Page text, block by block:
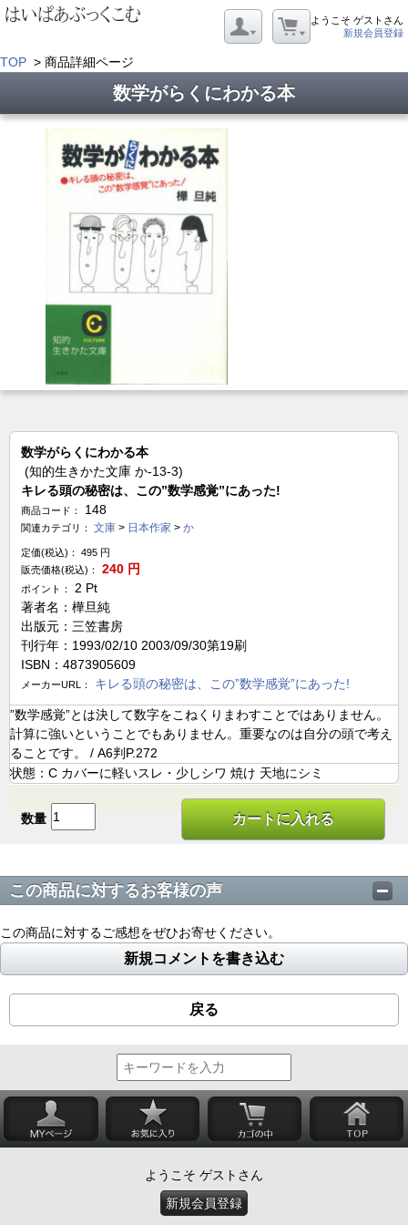
ようこそ ゲストさん
新規会員登録
TOP > 商品詳細ページ
数学がらくにわかる本
数学がらくにわかる本
(知的生きかた文庫 か-13-3)
キレる頭の秘密は、この”数学感覚”にあった!
商品コード： 148
関連カテゴリ： 文庫 > 日本作家 > か
定価(税込)： 495 円
販売価格(税込)：
240 円
ポイント： 2 Pt
著者名：樺旦純
出版元：三笠書房
刊行年：1993/02/10 2003/09/30第19刷
ISBN：4873905609
メーカーURL： キレる頭の秘密は、この”数学感覚”にあった!
”数学感覚”とは決して数字をこねくりまわすことではありません。
計算に強いということでもありません。重要なのは自分の頭で考え
ることです。 / A6判P.272
状態：C カバーに軽いスレ・少しシワ 焼け 天地にシミ
数量 カートに入れる
この商品に対するお客様の声
この商品に対するご感想をぜひお寄せください。
新規コメントを書き込む
戻る
ようこそ ゲストさん
新規会員登録